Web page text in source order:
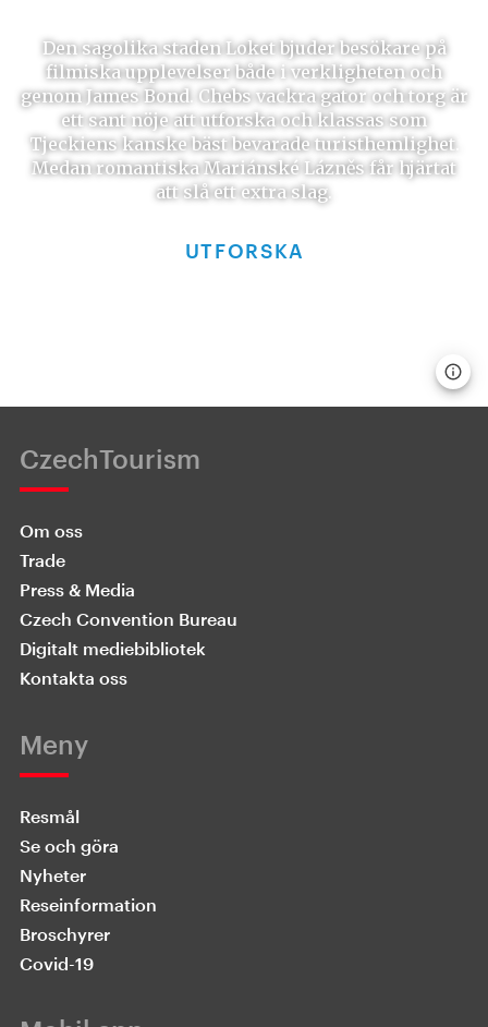
Den sagolika staden Loket bjuder besökare på
filmiska upplevelser både i verkligheten och
genom James Bond. Chebs vackra gator och torg är
ett sant nöje att utforska och klassas som
Tjeckiens kanske bäst bevarade turisthemlighet.
Medan romantiska Mariánské Lázněs får hjärtat
att slå ett extra slag.
UTFORSKA
CzechTourism
Om oss
Trade
Press & Media
Czech Convention Bureau
Digitalt mediebibliotek
Kontakta oss
Meny
Resmål
Se och göra
Nyheter
Reseinformation
Broschyrer
Covid-19